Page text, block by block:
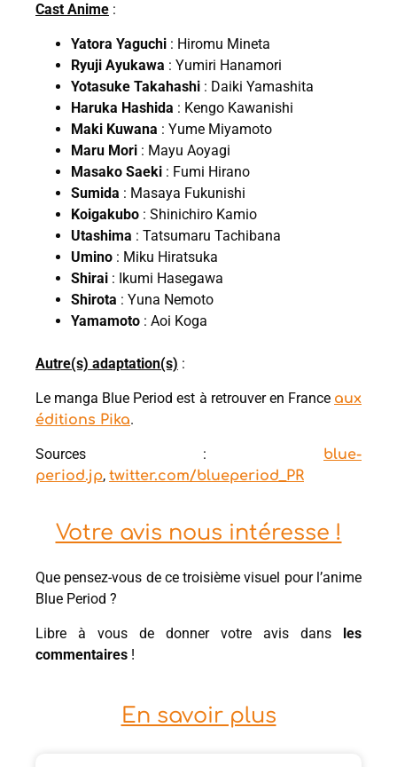
Cast Anime :
Yatora Yaguchi : Hiromu Mineta
Ryuji Ayukawa : Yumiri Hanamori
Yotasuke Takahashi : Daiki Yamashita
Haruka Hashida : Kengo Kawanishi
Maki Kuwana : Yume Miyamoto
Maru Mori : Mayu Aoyagi
Masako Saeki : Fumi Hirano
Sumida : Masaya Fukunishi
Koigakubo : Shinichiro Kamio
Utashima : Tatsumaru Tachibana
Umino : Miku Hiratsuka
Shirai : Ikumi Hasegawa
Shirota : Yuna Nemoto
Yamamoto : Aoi Koga
Autre(s) adaptation(s) :
Le manga Blue Period est à retrouver en France aux
éditions Pika.
Sources : blue-
period.jp, twitter.com/blueperiod_PR
Votre avis nous intéresse !
Que pensez-vous de ce troisième visuel pour l’anime
Blue Period ?
Libre à vous de donner votre avis dans les
commentaires !
En savoir plus